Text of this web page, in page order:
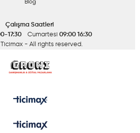
Blog
Çalışma Saatleri
17:30 Cumartesi 09:00 16:30
- All rights reserved.